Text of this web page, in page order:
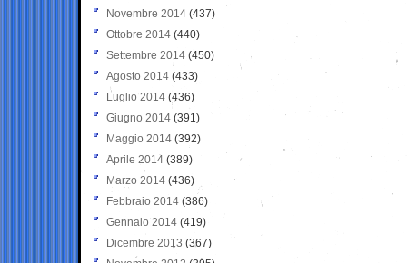
Novembre 2014 (437)
Ottobre 2014 (440)
Settembre 2014 (450)
Agosto 2014 (433)
Luglio 2014 (436)
Giugno 2014 (391)
Maggio 2014 (392)
Aprile 2014 (389)
Marzo 2014 (436)
Febbraio 2014 (386)
Gennaio 2014 (419)
Dicembre 2013 (367)